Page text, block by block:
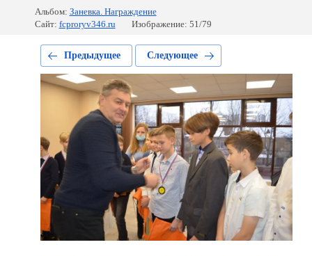
Альбом: Заневка. Награждение
Сайт: fcproryv346.ru Изображение: 51/79
Предыдущее Следующее